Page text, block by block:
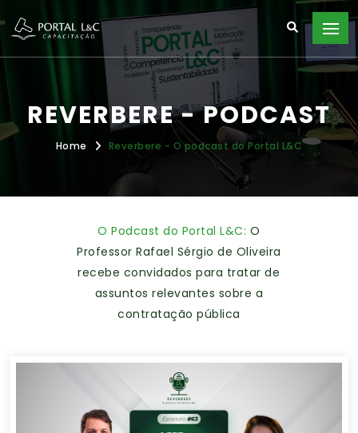
REVERBERE - PODCAST
Home Reverbere - O podcast do Portal L&C
O Podcast do Portal L&C: O
Professor Rafael Sérgio de Oliveira
recebe convidados para tratar de
assuntos relevantes sobre a
contratação pública